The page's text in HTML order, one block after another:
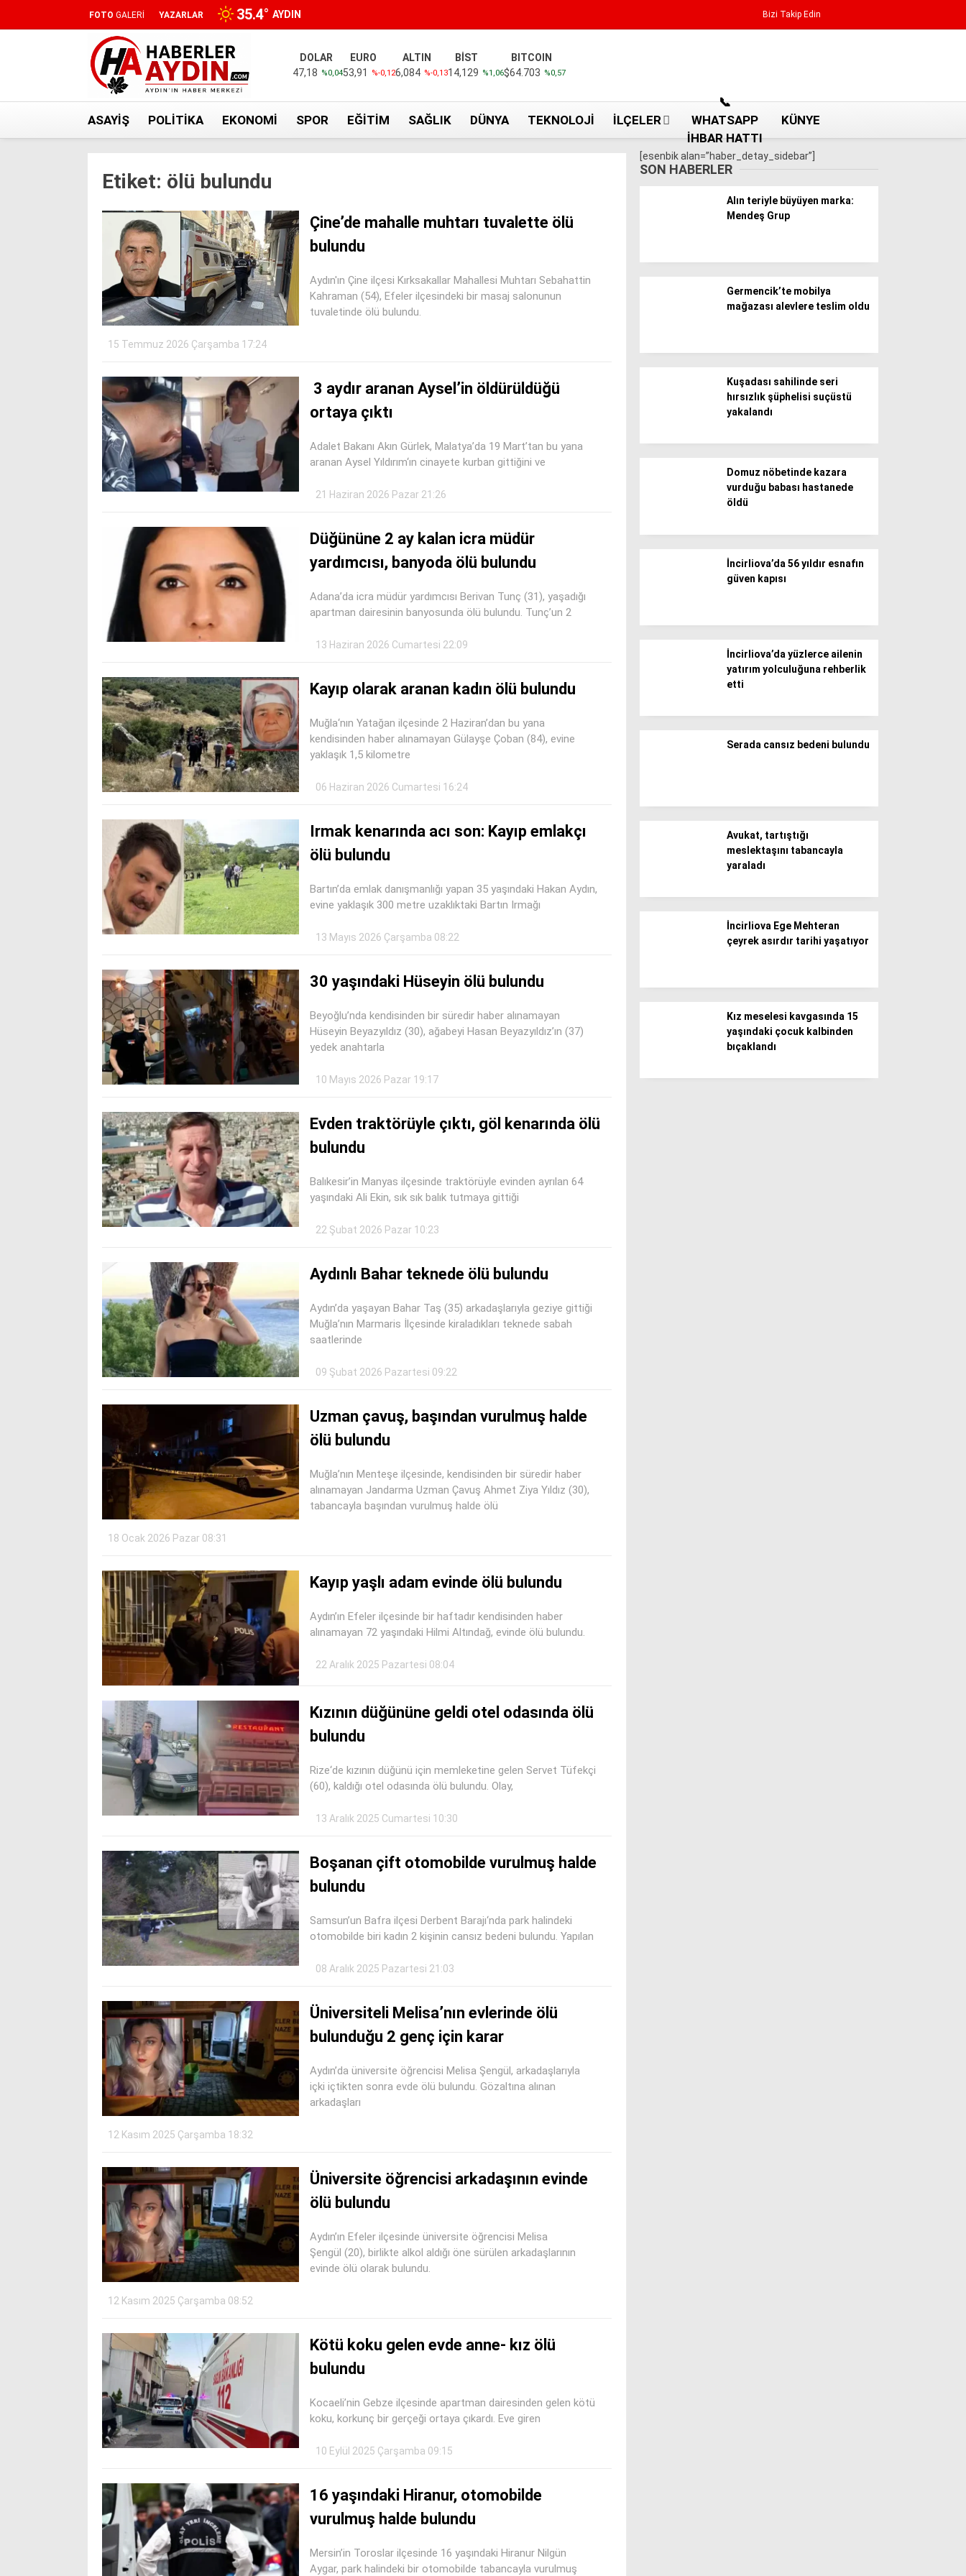
Aydın Haberleri
Aydın nöbetçi eczaneler
Hava Durumu
Künye
Nöbetçi Eczaneler
WhatsApp İhbar Hattı
FOTO GALERİ YAZARLAR 35.4° AYDIN Bizi Takip Edin
DOLAR
47,18 %0,04
EURO
53,91
%-0,12
ALTIN
6,084 %-0,13
BİST
14,129 %1,06
BITCOIN
$64.703 %0,57
ASAYIŞ POLITIKA EKONOMI SPOR EĞITIM SAĞLIK DÜNYA TEKNOLOJI İLÇELER
📞
WHATSAPP
İHBAR HATTI
KÜNYE
Etiket: ölü bulundu
Çine’de mahalle muhtarı tuvalette ölü
bulundu
Aydın'ın Çine ilçesi Kırksakallar Mahallesi Muhtarı Sebahattin
Kahraman (54), Efeler ilçesindeki bir masaj salonunun
tuvaletinde ölü bulundu.
15 Temmuz 2026 Çarşamba 17:24
3 aydır aranan Aysel’in öldürüldüğü
ortaya çıktı
Adalet Bakanı Akın Gürlek, Malatya’da 19 Mart’tan bu yana
aranan Aysel Yıldırım‘ın cinayete kurban gittiğini ve
21 Haziran 2026 Pazar 21:26
Düğününe 2 ay kalan icra müdür
yardımcısı, banyoda ölü bulundu
Adana’da icra müdür yardımcısı Berivan Tunç (31), yaşadığı
apartman dairesinin banyosunda ölü bulundu. Tunç’un 2
13 Haziran 2026 Cumartesi 22:09
Kayıp olarak aranan kadın ölü bulundu
Muğla‘nın Yatağan ilçesinde 2 Haziran’dan bu yana
kendisinden haber alınamayan Gülayşe Çoban (84), evine
yaklaşık 1,5 kilometre
06 Haziran 2026 Cumartesi 16:24
Irmak kenarında acı son: Kayıp emlakçı
ölü bulundu
Bartın’da emlak danışmanlığı yapan 35 yaşındaki Hakan Aydın,
evine yaklaşık 300 metre uzaklıktaki Bartın Irmağı
13 Mayıs 2026 Çarşamba 08:22
30 yaşındaki Hüseyin ölü bulundu
Beyoğlu’nda kendisinden bir süredir haber alınamayan
Hüseyin Beyazyıldız (30), ağabeyi Hasan Beyazyıldız’ın (37)
yedek anahtarla
10 Mayıs 2026 Pazar 19:17
Evden traktörüyle çıktı, göl kenarında ölü
bulundu
Balıkesir’in Manyas ilçesinde traktörüyle evinden ayrılan 64
yaşındaki Ali Ekin, sık sık balık tutmaya gittiği
22 Şubat 2026 Pazar 10:23
Aydınlı Bahar teknede ölü bulundu
Aydın’da yaşayan Bahar Taş (35) arkadaşlarıyla geziye gittiği
Muğla’nın Marmaris İlçesinde kiraladıkları teknede sabah
saatlerinde
09 Şubat 2026 Pazartesi 09:22
Uzman çavuş, başından vurulmuş halde
ölü bulundu
Muğla’nın Menteşe ilçesinde, kendisinden bir süredir haber
alınamayan Jandarma Uzman Çavuş Ahmet Ziya Yıldız (30),
tabancayla başından vurulmuş halde ölü
18 Ocak 2026 Pazar 08:31
Kayıp yaşlı adam evinde ölü bulundu
Aydın’ın Efeler ilçesinde bir haftadır kendisinden haber
alınamayan 72 yaşındaki Hilmi Altındağ, evinde ölü bulundu.
22 Aralık 2025 Pazartesi 08:04
Kızının düğününe geldi otel odasında ölü
bulundu
Rize‘de kızının düğünü için memleketine gelen Servet Tüfekçi
(60), kaldığı otel odasında ölü bulundu. Olay,
13 Aralık 2025 Cumartesi 10:30
Boşanan çift otomobilde vurulmuş halde
bulundu
Samsun’un Bafra ilçesi Derbent Barajı‘nda park halindeki
otomobilde biri kadın 2 kişinin cansız bedeni bulundu. Yapılan
08 Aralık 2025 Pazartesi 21:03
Üniversiteli Melisa’nın evlerinde ölü
bulunduğu 2 genç için karar
Aydın’da üniversite öğrencisi Melisa Şengül, arkadaşlarıyla
içki içtikten sonra evde ölü bulundu. Gözaltına alınan
arkadaşları
12 Kasım 2025 Çarşamba 18:32
Üniversite öğrencisi arkadaşının evinde
ölü bulundu
Aydın’ın Efeler ilçesinde üniversite öğrencisi Melisa
Şengül (20), birlikte alkol aldığı öne sürülen arkadaşlarının
evinde ölü olarak bulundu.
12 Kasım 2025 Çarşamba 08:52
Kötü koku gelen evde anne- kız ölü
bulundu
Kocaeli’nin Gebze ilçesinde apartman dairesinden gelen kötü
koku, korkunç bir gerçeği ortaya çıkardı. Eve giren
10 Eylül 2025 Çarşamba 09:15
16 yaşındaki Hiranur, otomobilde
vurulmuş halde bulundu
Mersin’in Toroslar ilçesinde 16 yaşındaki Hiranur Nilgün
Aygar, park halindeki bir otomobilde tabancayla vurulmuş
[esenbik alan=”haber_detay_sidebar”]
SON HABERLER
Alın teriyle büyüyen marka:
Mendeş Grup
Germencik’te mobilya
mağazası alevlere teslim oldu
Kuşadası sahilinde seri
hırsızlık şüphelisi suçüstü
yakalandı
Domuz nöbetinde kazara
vurduğu babası hastanede
öldü
İncirliova’da 56 yıldır esnafın
güven kapısı
İncirliova’da yüzlerce ailenin
yatırım yolculuğuna rehberlik
etti
Serada cansız bedeni bulundu
Avukat, tartıştığı
meslektaşını tabancayla
yaraladı
İncirliova Ege Mehteran
çeyrek asırdır tarihi yaşatıyor
Kız meselesi kavgasında 15
yaşındaki çocuk kalbinden
bıçaklandı